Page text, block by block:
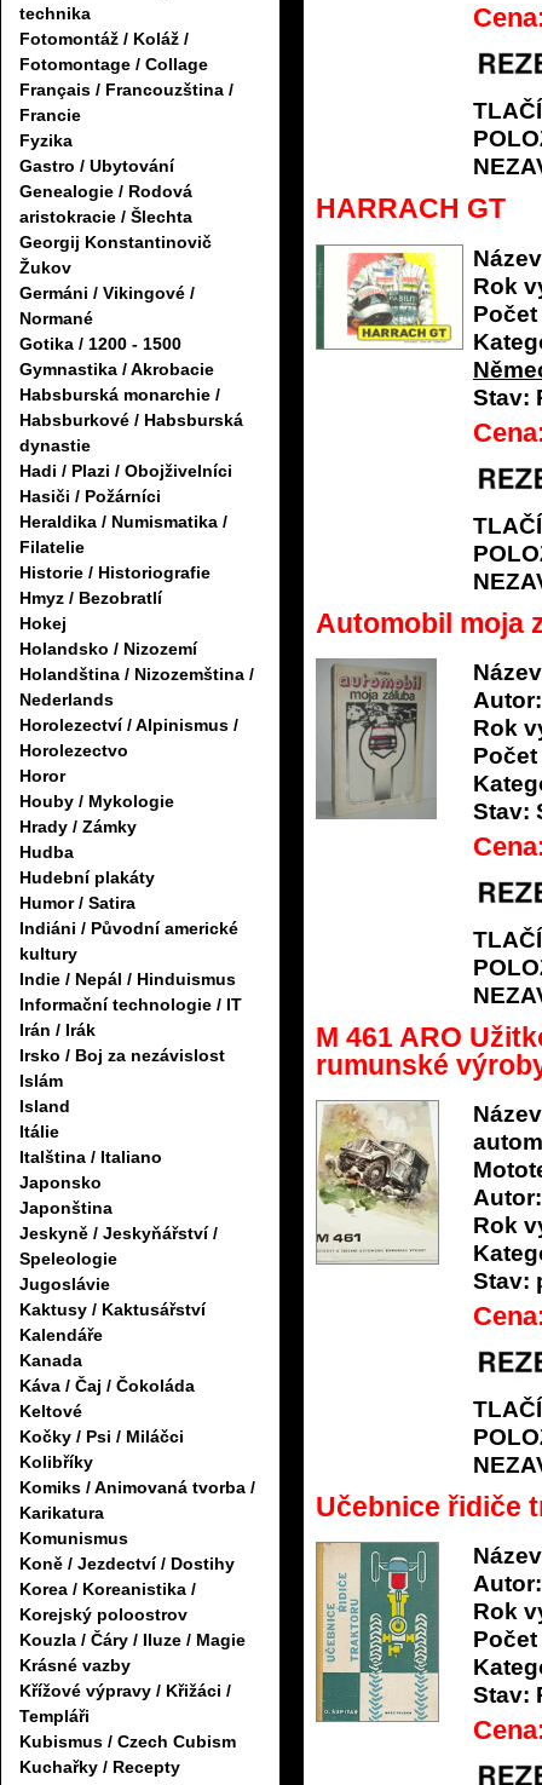
technika
Fotomontáž / Koláž /
Fotomontage / Collage
Français / Francouzština /
Francie
Fyzika
Gastro / Ubytování
Genealogie / Rodová
aristokracie / Šlechta
Georgij Konstantinovič
Žukov
Germáni / Vikingové /
Normané
Gotika / 1200 - 1500
Gymnastika / Akrobacie
Habsburská monarchie /
Habsburkové / Habsburská
dynastie
Hadi / Plazi / Obojživelníci
Hasiči / Požárníci
Heraldika / Numismatika /
Filatelie
Historie / Historiografie
Hmyz / Bezobratlí
Hokej
Holandsko / Nizozemí
Holandština / Nizozemština /
Nederlands
Horolezectví / Alpinismus /
Horolezectvo
Horor
Houby / Mykologie
Hrady / Zámky
Hudba
Hudební plakáty
Humor / Satira
Indiáni / Původní americké
kultury
Indie / Nepál / Hinduismus
Informační technologie / IT
Irán / Irák
Irsko / Boj za nezávislost
Islám
Island
Itálie
Italština / Italiano
Japonsko
Japonština
Jeskyně / Jeskyňářství /
Speleologie
Jugoslávie
Kaktusy / Kaktusářství
Kalendáře
Kanada
Káva / Čaj / Čokoláda
Keltové
Kočky / Psi / Miláčci
Kolibříky
Komiks / Animovaná tvorba /
Karikatura
Komunismus
Koně / Jezdectví / Dostihy
Korea / Koreanistika /
Korejský poloostrov
Kouzla / Čáry / Iluze / Magie
Krásné vazby
Křížové výpravy / Křižáci /
Templáři
Kubismus / Czech Cubism
Kuchařky / Recepty
HARRACH GT
Rok
Stav:
Automobil moja
Autor:
Rok
Stav:
M 461 ARO
rumunské
Autor:
Rok
Stav:
Učebnice řidiče
Autor:
Rok
Stav: